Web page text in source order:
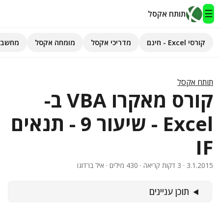
☰ תותח אקסל
מדריכי אקסל
השירותים שלנו ▾
קורסי Excel - חינם מדריכי אקסל מומחה אקסל
תותח אקסל
קורס מאקרו VBA ב-
Excel - שיעור 9 - תנאים
IF
3.1.2015 · 3 דקות קריאה · 430 מילים · איל ברדוגו
תוכן עניינים